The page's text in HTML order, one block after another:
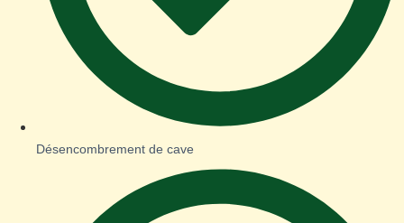
Désencombrement de cave